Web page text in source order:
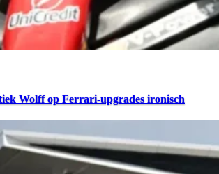
Wolff op Ferrari-upgrades ironisch